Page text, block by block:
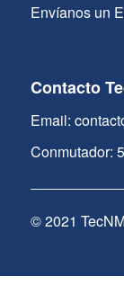
Envíanos un
Contacto
Email:
Conmutador:
© 2021